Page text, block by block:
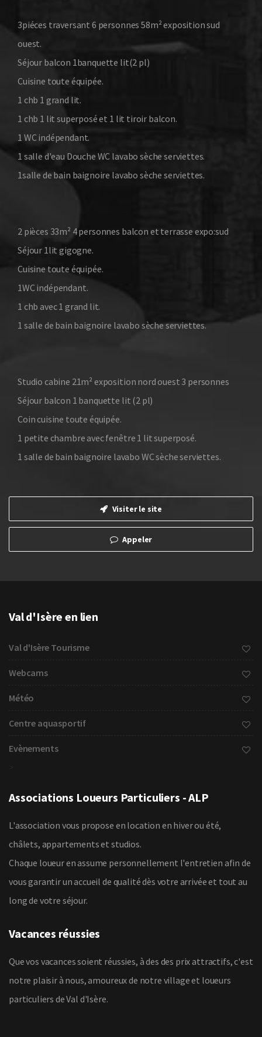
3piéces traversant 6 personnes 58m² exposition sud
ouest.
Séjour balcon 1banquette lit(2 pl)
Cuisine toute équipée.
1 chb 1 grand lit.
1 chb 1 lit superposé et 1 lit tiroir balcon.
1 WC indépendant.
1 salle d'eau Douche WC lavabo sèche serviettes.
1salle de bain baignoire lavabo sèche serviettes.
2 pièces 33m² 4 personnes balcon et terrasse expo:sud
Séjour 1lit gigogne.
Cuisine toute équipée.
1WC indépendant.
1 chb avec 1 grand lit.
1 salle de bain baignoire lavabo sèche serviettes.
Studio cabine 21m² exposition nord ouest 3 personnes
Séjour balcon 1 banquette lit (2 pl)
Coin cuisine toute équipée.
1 petite chambre avec fenêtre 1 lit superposé.
1 salle de bain baignoire lavabo WC sèche serviettes.
Visiter le site
Appeler
Val d'Isère en lien
Val d'Isère Tourisme
Webcams
Météo
Centre aquasportif
Evènements
Associations Loueurs Particuliers - ALP
L'association vous propose en location en hiver ou été,
châlets, appartements et studios.
Chaque loueur en assume personnellement l'entretien afin de
vous garantir un accueil de qualité dès votre arrivée et tout au
long de votre séjour.
Vacances réussies
Que vos vacances soient réussies, à des des prix attractifs, c'est
notre plaisir à nous, amoureux de notre village et loueurs
particuliers de Val d'Isère.